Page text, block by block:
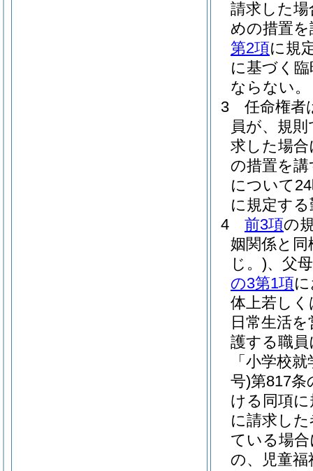
請求した
めの措置
第2項に規
に基づく
ならない。
3
任命権者
員が、規
求した場
の措置を
について
に規定す
4
前3項の
姻関係と
じ。)、父
の3第1項
体上若し
日常生活
護する職
「小学校
号)第817条
ける同項
に請求した
ている場
の、児童福